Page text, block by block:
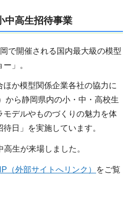
中高生招待事業
で開催される国内最大級の模型
」。
か模型関係企業各社の協力に
から静岡県内の小・中・高校生
モデルやものづくりの魅力を体
日」を実施しています。
生が来場しました。
（外部サイトへリンク）
をご覧